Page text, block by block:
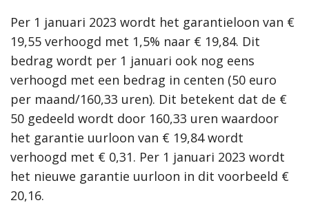
Per 1 januari 2023 wordt het garantieloon van €
19,55 verhoogd met 1,5% naar € 19,84. Dit
bedrag wordt per 1 januari ook nog eens
verhoogd met een bedrag in centen (50 euro
per maand/160,33 uren). Dit betekent dat de €
50 gedeeld wordt door 160,33 uren waardoor
het garantie uurloon van € 19,84 wordt
verhoogd met € 0,31. Per 1 januari 2023 wordt
het nieuwe garantie uurloon in dit voorbeeld €
20,16.